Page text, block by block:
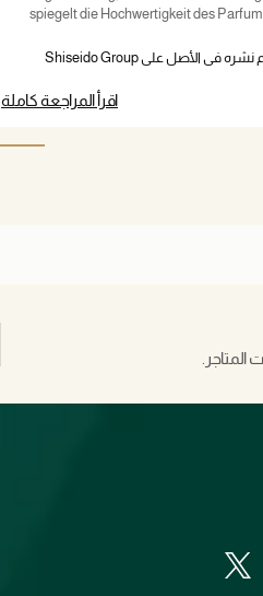
spiegelt die Hochwertigkeit des
und raffinierte Düfte lieben.
تم نشره في الأصل على Shiseido Group
اقرأ المراجعة كاملة